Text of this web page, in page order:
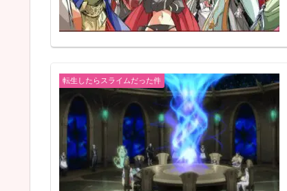
転生したらスライムだった件